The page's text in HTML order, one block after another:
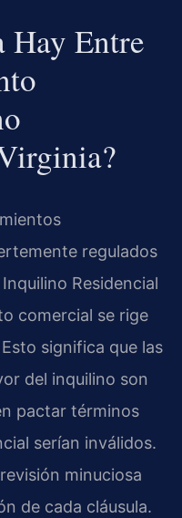
Hay Entre
regulados
Residencial
comercial se rige
significa que las
del inquilino son
pactar términos
serían inválidos.
minuciosa
de cada cláusula.